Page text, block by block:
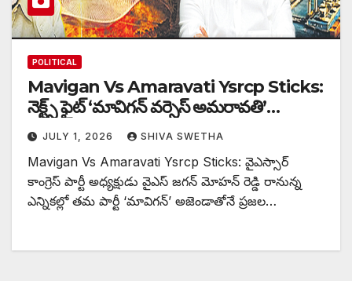
POLITICAL
Mavigan Vs Amaravati Ysrcp Sticks:
నెక్ట్స్ ఫైట్ ‘మావిగన్ వర్సెస్ అమరావతి’…
JULY 1, 2026 SHIVA SWETHA
Mavigan Vs Amaravati Ysrcp Sticks: వైఎస్సార్
కాంగ్రెస్ పార్టీ అధ్యక్షుడు వైఎస్ జగన్ మోహన్ రెడ్డి రానున్న
ఎన్నికల్లో తమ పార్టీ ‘మావిగన్’ అజెండాతోనే ప్రజల…